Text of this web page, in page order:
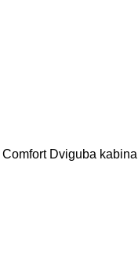
Comfort Dviguba kabina